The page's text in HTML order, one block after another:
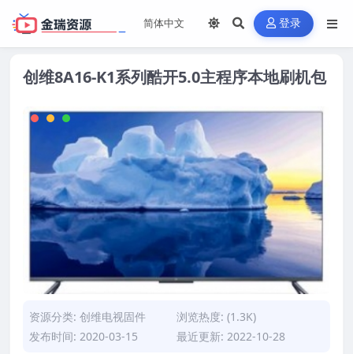
登录
创维8A16-K1系列酷开5.0主程序本地刷机包
资源分类: 创维电视固件
浏览热度: (1.3K)
发布时间: 2020-03-15
最近更新: 2022-10-28